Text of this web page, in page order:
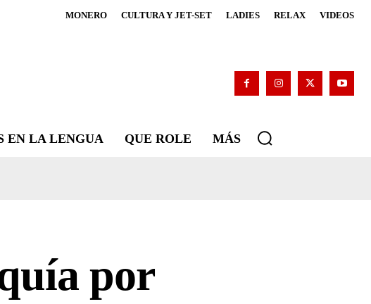
MONERO CULTURA Y JET-SET LADIES RELAX VIDEOS
EN LA LENGUA QUE ROLE MÁS
por